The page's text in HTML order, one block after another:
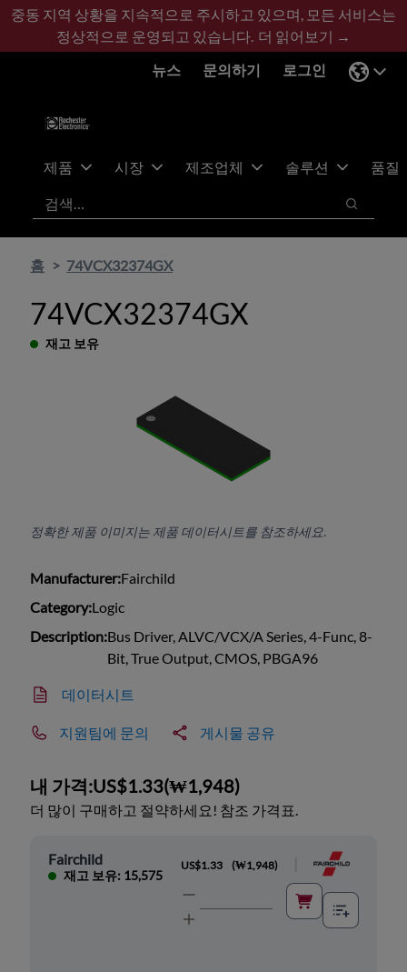
기
콘
바
글
중동 지역 상황을 지속적으로 주시하고 있으며, 모든 서비스는
정상적으로 운영되고 있습니다. 더 읽어보기 →
뉴스
문의하기 로그인
제품 시장 제조업체 솔루션
품질
검색
검색
홈 74VCX32374GX
74VCX32374GX
재고 보유
정확한 제품 이미지는 제품 데이터시트를 참조하세요.
Manufacturer:Fairchild
Category:Logic
Description:Bus Driver, ALVC/VCX/A Series, 4-Func, 8-
Bit, True Output, CMOS, PBGA96
데이터시트
지원팀에 문의 게시물 공유
내 가격:US$1.33(₩1,948)
더 많이 구매하고 절약하세요! 참조 가격표.
Fairchild
재고 보유: 15,575
US$1.33 (₩1,948)